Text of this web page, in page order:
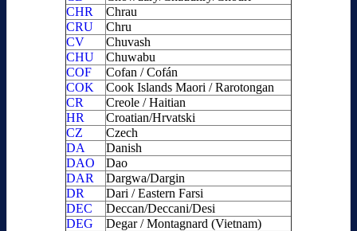
CHR
Chrau
CRU
Chru
CV
Chuvash
CHU
Chuwabu
COF
Cofan / Cofán
COK
Cook Islands Maori / Rarotongan
CR
Creole / Haitian
HR
Croatian/Hrvatski
CZ
Czech
DA
Danish
DAO
Dao
DAR
Dargwa/Dargin
DR
Dari / Eastern Farsi
DEC
Deccan/Deccani/Desi
DEG
Degar / Montagnard (Vietnam)